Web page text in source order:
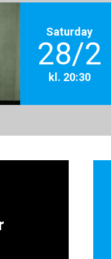
Saturday
28/2
kl. 20:30